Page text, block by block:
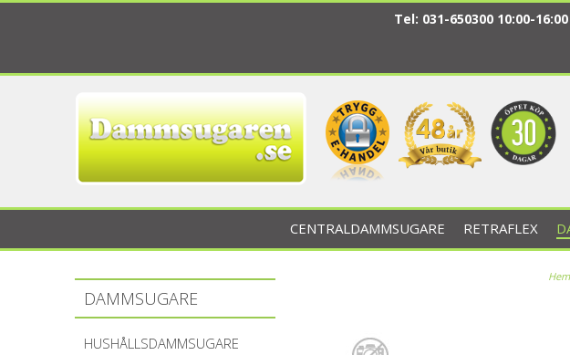
Tel: 031-650300 10:00-
CENTRALDAMMSUGARE RETRAFLEX
DAMMSUGARE
HUSHÅLLSDAMMSUGARE
Hem